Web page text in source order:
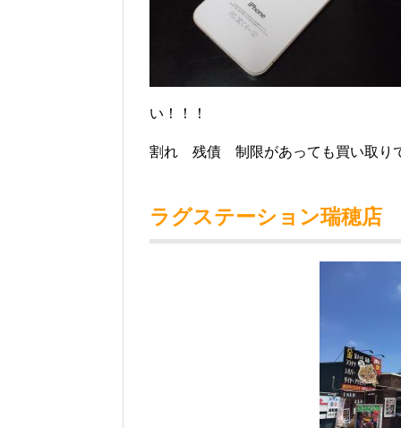
い！！！
割れ 残債 制限があっても買い取り
ラグステーション瑞穂店